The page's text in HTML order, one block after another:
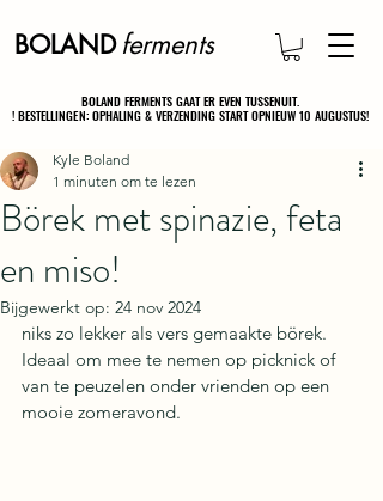
BOLAND ferments
BOLAND FERMENTS GAAT ER EVEN TUSSENUIT.
! BESTELLINGEN: OPHALING & VERZENDING START OPNIEUW 10 AUGUSTUS!
BOLAND FERMENTS GAAT ER EVEN TUSSENUIT.
! BESTELLINGEN: OPHALING & VERZENDING START OPNIEUW 10 AUGUSTUS!
Börek met spinazie, feta
en miso!
Kyle Boland
1 minuten om te lezen
Bijgewerkt op: 24 nov 2024
niks zo lekker als vers gemaakte börek.
Ideaal om mee te nemen op picknick of
van te peuzelen onder vrienden op een
mooie zomeravond.